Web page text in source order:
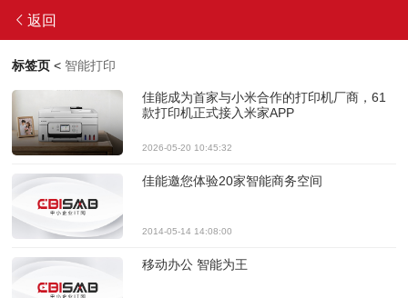
返回
标签页 < 智能打印
佳能成为首家与小米合作的打印机厂商，61
款打印机正式接入米家APP
2026-05-20 10:45:32
佳能邀您体验20家智能商务空间
2014-05-14 14:08:00
移动办公 智能为王